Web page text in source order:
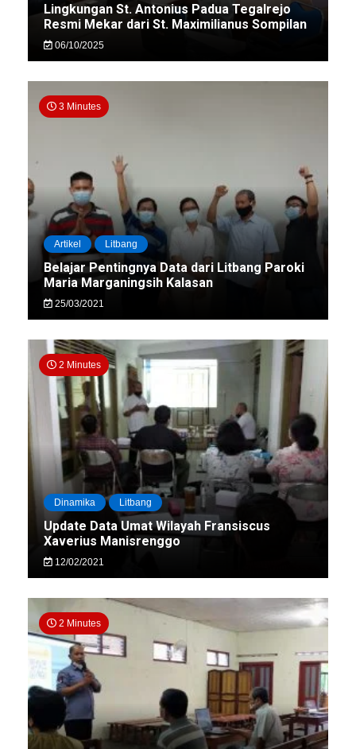
Lingkungan St. Antonius Padua Tegalrejo
Resmi Mekar dari St. Maximilianus Sompilan
06/10/2025
3 Minutes
Artikel Litbang
Belajar Pentingnya Data dari Litbang Paroki
Maria Marganingsih Kalasan
25/03/2021
2 Minutes
Dinamika Litbang
Update Data Umat Wilayah Fransiscus
Xaverius Manisrenggo
12/02/2021
2 Minutes